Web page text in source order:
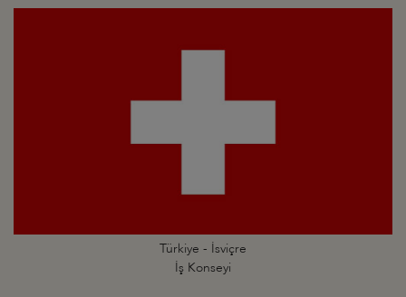
Türkiye - İsviçre
İş Konseyi